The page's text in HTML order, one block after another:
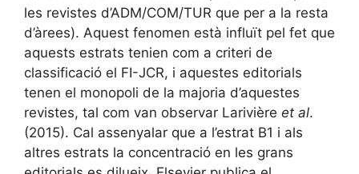
les revistes d’ADM/COM/TUR que per a la resta
d’àrees). Aquest fenomen està influït pel fet que
aquests estrats tenien com a criteri de
classificació el FI-JCR, i aquestes editorials
tenen el monopoli de la majoria d’aquestes
revistes, tal com van observar Larivière et al.
(2015). Cal assenyalar que a l’estrat B1 i als
altres estrats la concentració en les grans